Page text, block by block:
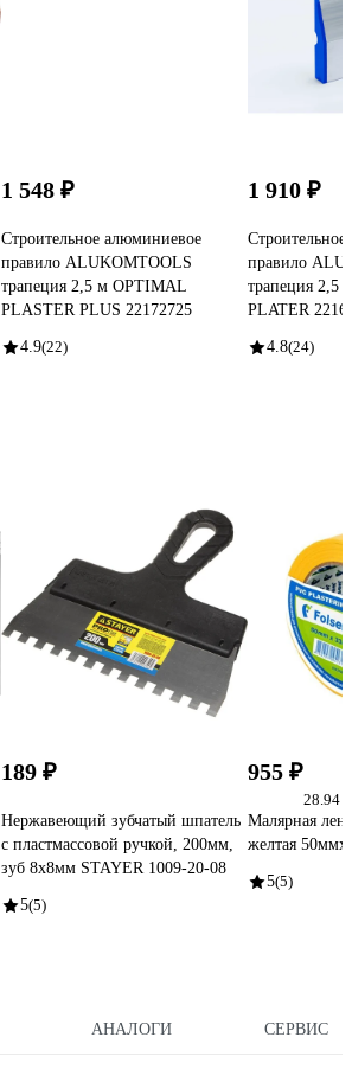
1 548 ₽
Cтроительное алюминиевое
правило ALUKOMTOOLS
трапеция 2,5 м OPTIMAL
PLASTER PLUS 22172725
4.9(22)
1 910 ₽
правило
трапеция 2,5
PLATER
4.8(24)
189 ₽
Нержавеющий зубчатый шпатель
с пластмассовой ручкой, 200мм,
зуб 8х8мм STAYER 1009-20-08
5(5)
955 ₽
28.94
Малярная
желтая
5(5)
АНАЛОГИ СЕРВИС